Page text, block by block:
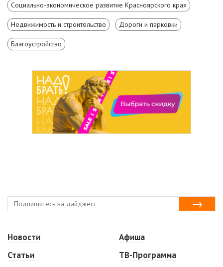
Социально-экономическое развитие Красноярского края
Недвижимость и строительство Дороги и парковки
Благоустройство
Новости
Статьи
Афиша
ТВ-Программа